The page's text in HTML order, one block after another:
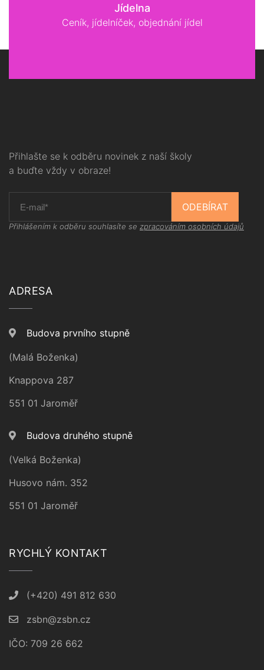
Jídelna
Ceník, jídelníček, objednání jídel
Přihlašte se k odběru novinek z naší školy
a buďte vždy v obraze!
ODEBÍRAT
Přihlášením k odběru souhlasíte se zpracováním osobních údajů
ADRESA
Budova prvního stupně
(Malá Boženka)
Knappova 287
551 01 Jaroměř
Budova druhého stupně
(Velká Boženka)
Husovo nám. 352
551 01 Jaroměř
RYCHLÝ KONTAKT
(+420) 491 812 630
zsbn@zsbn.cz
IČO: 709 26 662